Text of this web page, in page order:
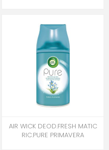
AIR WICK DEOD.FRESH MATIC
RIC.PURE PRIMAVERA